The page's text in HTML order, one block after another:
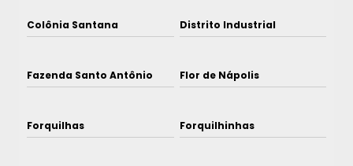
Colônia Santana Distrito Industrial
Fazenda Santo Antônio Flor de Nápolis
Forquilhas Forquilhinhas